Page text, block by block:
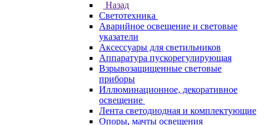
Назад
Светотехника
Аварийное освещение и световые
указатели
Аксессуары для светильников
Аппаратура пускорегулирующая
Взрывозащищенные световые
приборы
Иллюминационное, декоративное
освещение
Лента светодиодная и комплектующие
Опоры, мачты освещения